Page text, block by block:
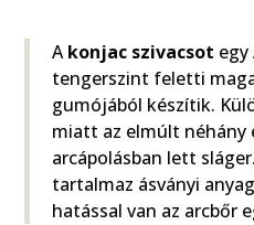
Akonjac szivacsot egy
tengerszint feletti
gumójából készítik.
miatt az elmúlt néhány
arcápolásban lett
tartalmaz ásványi
hatással van az arcbőr